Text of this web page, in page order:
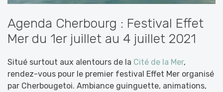
Agenda Cherbourg : Festival Effet
Mer du 1er juillet au 4 juillet 2021
Situé surtout aux alentours de la Cité de la Mer,
rendez-vous pour le premier festival Effet Mer organisé
par Cherbougetoi. Ambiance guinguette, animations,